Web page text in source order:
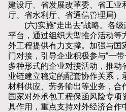
建设厅、省发展改革委、省工业
厅、省水利厅、省通信管理局)
(六)实施“走出去”战略。各级
平台，通过组织大型推介活动等
外工程提供有力支撑。加强与国
门对接，引导企业积极参与“一
多种形式的企业对接活动，推动
业链建立稳定的配套协作关系，
材料供应、劳务输出等业务，合
国家对外承包工程保函风险专项
具作用，重点支持对外经济合作